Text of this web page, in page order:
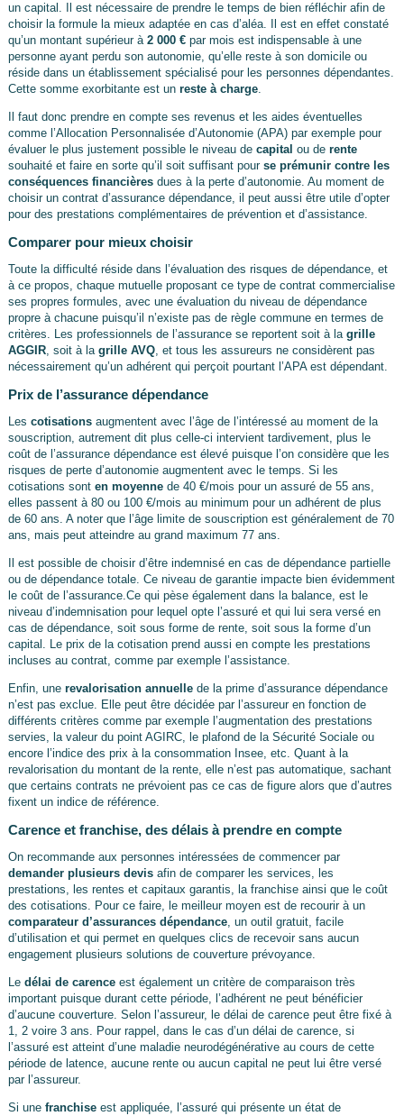
un capital. Il est nécessaire de prendre le temps de bien réfléchir afin de
choisir la formule la mieux adaptée en cas d’aléa. Il est en effet constaté
qu’un montant supérieur à 2 000 €par mois est indispensable à une
personne ayant perdu son autonomie, qu’elle reste à son domicile ou
réside dans un établissement spécialisé pour les personnes dépendantes.
Cette somme exorbitante est un reste à charge.
Il faut donc prendre en compte ses revenus et les aides éventuelles
comme l’Allocation Personnalisée d’Autonomie (APA) par exemple pour
évaluer le plus justement possible le niveau de capital ou de rente
souhaité et faire en sorte qu’il soit suffisant pour se prémunir contre les
conséquences financières dues à la perte d’autonomie. Au moment de
choisir un contrat d’assurance dépendance, il peut aussi être utile d’opter
pour des prestations complémentaires de prévention et d’assistance.
Comparer pour mieux choisir
Toute la difficulté réside dans l’évaluation des risques de dépendance, et
à ce propos, chaque mutuelle proposant ce type de contrat commercialise
ses propres formules, avec une évaluation du niveau de dépendance
propre à chacune puisqu’il n’existe pas de règle commune en termes de
critères. Les professionnels de l’assurance se reportent soit à la grille
AGGIR, soit à la grille AVQ, et tous les assureurs ne considèrent pas
nécessairement qu’un adhérent qui perçoit pourtant l’APA est dépendant.
Prix de l’assurance dépendance
Les cotisations augmentent avec l’âge de l’intéressé au moment de la
souscription, autrement dit plus celle-ci intervient tardivement, plus le
coût de l’assurance dépendance est élevé puisque l’on considère que les
risques de perte d’autonomie augmentent avec le temps. Si les
cotisations sont en moyennede 40 €/mois pour un assuré de 55 ans,
elles passent à 80 ou 100 €/mois au minimum pour un adhérent de plus
de 60 ans. A noter que l’âge limite de souscription est généralement de 70
ans, mais peut atteindre au grand maximum 77 ans.
Il est possible de choisir d’être indemnisé en cas de dépendance partielle
ou de dépendance totale. Ce niveau de garantie impacte bien évidemment
le coût de l’assurance.Ce qui pèse également dans la balance, est le
niveau d’indemnisation pour lequel opte l’assuré et qui lui sera versé en
cas de dépendance, soit sous forme de rente, soit sous la forme d’un
capital. Le prix de la cotisation prend aussi en compte les prestations
incluses au contrat, comme par exemple l’assistance.
Enfin, une revalorisation annuellede la prime d’assurance dépendance
n’est pas exclue. Elle peut être décidée par l’assureur en fonction de
différents critères comme par exemple l’augmentation des prestations
servies, la valeur du point AGIRC, le plafond de la Sécurité Sociale ou
encore l’indice des prix à la consommation Insee, etc. Quant à la
revalorisation du montant de la rente, elle n’est pas automatique, sachant
que certains contrats ne prévoient pas ce cas de figure alors que d’autres
fixent un indice de référence.
Carence et franchise, des délais à prendre en compte
On recommande aux personnes intéressées de commencer par
demander plusieurs devisafin de comparer les services, les
prestations, les rentes et capitaux garantis, la franchise ainsi que le coût
des cotisations. Pour ce faire, le meilleur moyen est de recourir à un
comparateur d’assurances dépendance, un outil gratuit, facile
d’utilisation et qui permet en quelques clics de recevoir sans aucun
engagement plusieurs solutions de couverture prévoyance.
Le délai de carenceest également un critère de comparaison très
important puisque durant cette période, l’adhérent ne peut bénéficier
d’aucune couverture. Selon l’assureur, le délai de carence peut être fixé à
1, 2 voire 3 ans. Pour rappel, dans le cas d’un délai de carence, si
l’assuré est atteint d’une maladie neurodégénérative au cours de cette
période de latence, aucune rente ou aucun capital ne peut lui être versé
par l’assureur.
Si une franchiseest appliquée, l’assuré qui présente un état de